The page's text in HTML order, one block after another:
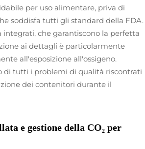
per uso alimentare, priva di
soddisfa tutti gli standard della FDA.
che garantiscono la perfetta
ai dettagli è particolarmente
all'esposizione all'ossigeno.
di tutti i problemi di qualità riscontrati
dei contenitori durante il
e gestione della CO₂ per